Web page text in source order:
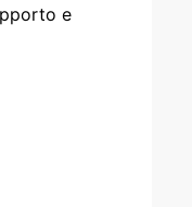
e